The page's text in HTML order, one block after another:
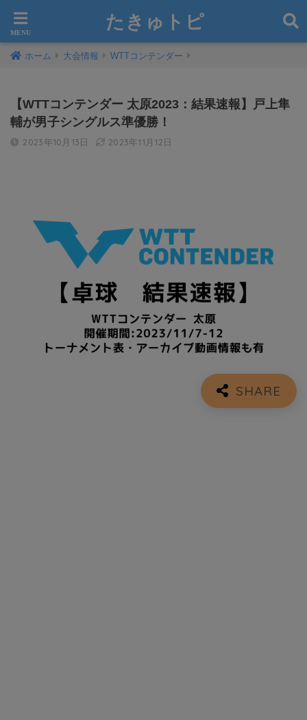
たきゅトピ
ホーム 大会情報 WTTコンテンダー
【WTTコンテンダー 太原2023：結果速報】戸上隼
輔が男子シングルス準優勝！
2023年10月13日 2023年11月12日